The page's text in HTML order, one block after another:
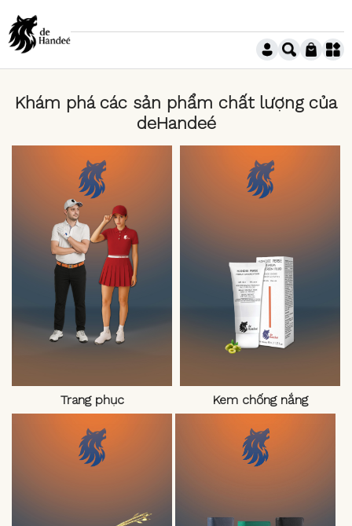
Khám phá các sản phẩm chất lượng của
deHandeé
Trang phục Kem chống nắng